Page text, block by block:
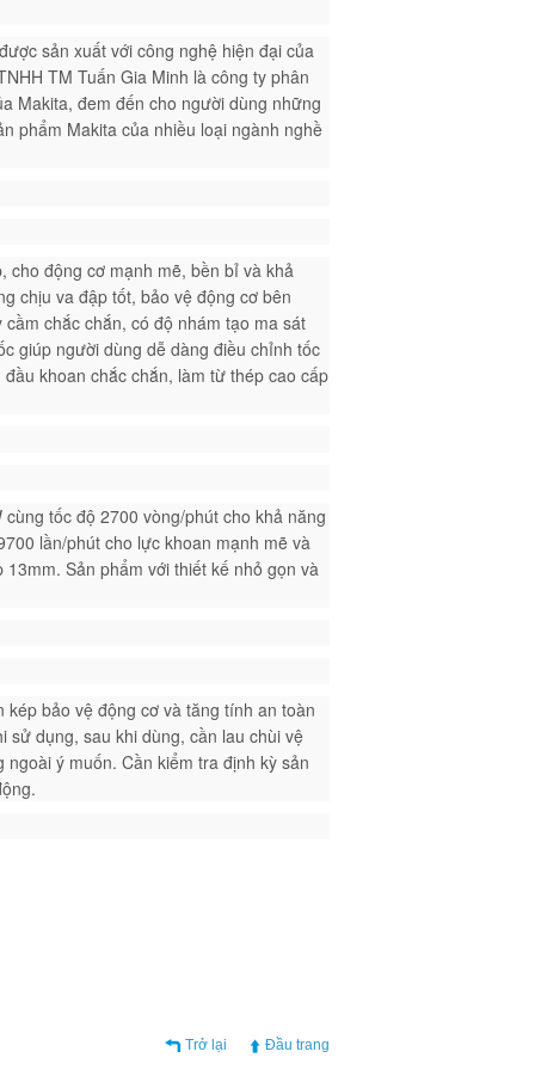
sản xuất với công nghệ hiện đại của
TM Tuấn Gia Minh là công ty phân
Makita, đem đến cho người dùng những
phẩm Makita của nhiều loại ngành nghề
động cơ mạnh mẽ, bền bỉ và khả
chịu va đập tốt, bảo vệ động cơ bên
chắc chắn, có độ nhám tạo ma sát
giúp người dùng dễ dàng điều chỉnh tốc
khoan chắc chắn, làm từ thép cao cấp
tốc độ 2700 vòng/phút cho khả năng
lần/phút cho lực khoan mạnh mẽ và
Sản phẩm với thiết kế nhỏ gọn và
bảo vệ động cơ và tăng tính an toàn
sử dụng, sau khi dùng, cần lau chùi vệ
ý muốn. Cần kiểm tra định kỳ sản
Trở lại Đầu trang